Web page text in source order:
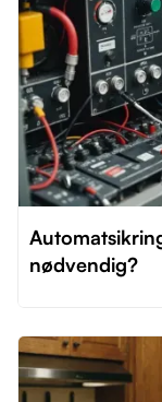
nødvendig?